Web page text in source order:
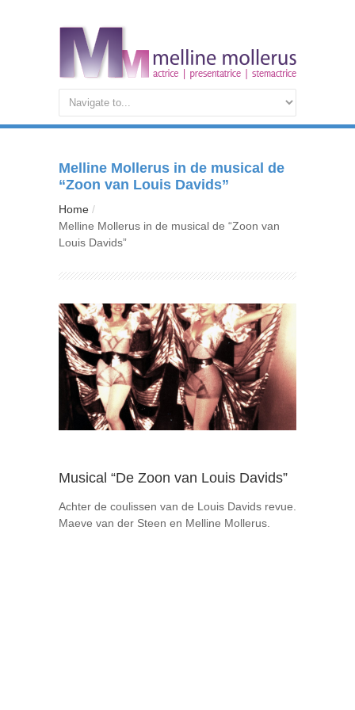
Melline Mollerus in de musical de
“Zoon van Louis Davids”
Home
Melline Mollerus in de musical de “Zoon van
Louis Davids”
Musical “De Zoon van Louis Davids”
Achter de coulissen van de Louis Davids revue.
Maeve van der Steen en Melline Mollerus.